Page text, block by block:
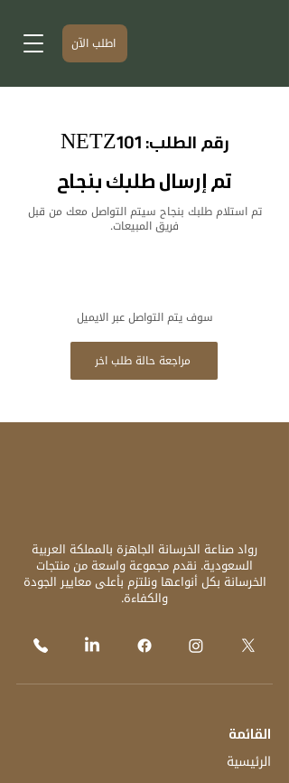
اطلب الآن
رقم الطلب: NETZ101
تم إرسال طلبك بنجاح
تم استلام طلبك بنجاح سيتم التواصل معك من قبل
فريق المبيعات.
سوف يتم التواصل عبر الايميل
مراجعة حالة طلب اخر
رواد صناعة الخرسانة الجاهزة بالمملكة العربية
السعودية. نقدم مجموعة واسعة من منتجات
الخرسانة بكل أنواعها ونلتزم بأعلى معايير الجودة
والكفاءة.
القائمة
الرئيسية